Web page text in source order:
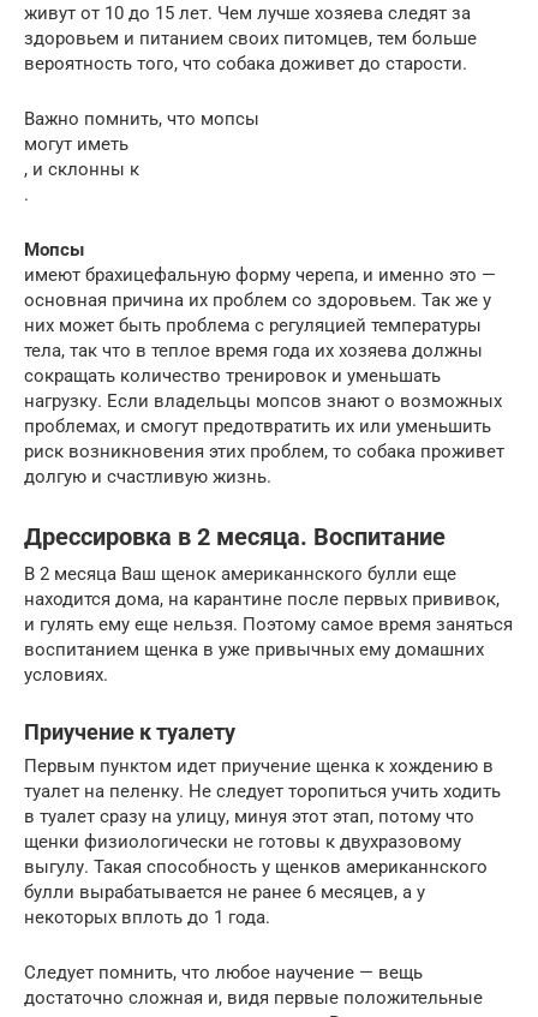
живут от 10 до 15 лет. Чем лучше хозяева следят за
здоровьем и питанием своих питомцев, тем больше
вероятность того, что собака доживет до старости.
Важно помнить, что мопсы
могут иметь
, и склонны к
.
Мопсы
имеют брахицефальную форму черепа, и именно это —
основная причина их проблем со здоровьем. Так же у
них может быть проблема с регуляцией температуры
тела, так что в теплое время года их хозяева должны
сокращать количество тренировок и уменьшать
нагрузку. Если владельцы мопсов знают о возможных
проблемах, и смогут предотвратить их или уменьшить
риск возникновения этих проблем, то собака проживет
долгую и счастливую жизнь.
Дрессировка в 2 месяца. Воспитание
В 2 месяца Ваш щенок американнского булли еще
находится дома, на карантине после первых прививок,
и гулять ему еще нельзя. Поэтому самое время заняться
воспитанием щенка в уже привычных ему домашних
условиях.
Приучение к туалету
Первым пунктом идет приучение щенка к хождению в
туалет на пеленку. Не следует торопиться учить ходить
в туалет сразу на улицу, минуя этот этап, потому что
щенки физиологически не готовы к двухразовому
выгулу. Такая способность у щенков американнского
булли вырабатывается не ранее 6 месяцев, а у
некоторых вплоть до 1 года.
Следует помнить, что любое научение — вещь
достаточно сложная и, видя первые положительные